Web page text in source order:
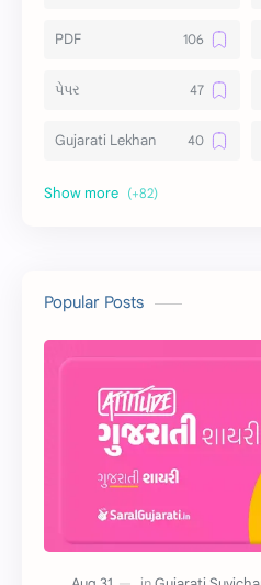
PDF
પેપર
Gujarati Lekhan
અર્થ વિસ્તાર
10 વાક્યો
સુવિચાર
અહેવાલ લેખન
Information
ધોરણ 5
Popular Posts